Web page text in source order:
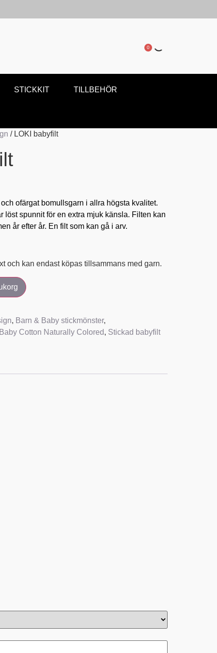
0
STICKKIT TILLBEHÖR
/ LOKI babyfilt
ofärgat bomullsgarn i allra högsta kvalitet.
löst spunnit för en extra mjuk känsla. Filten kan
år efter år. En filt som kan gå i arv.
och kan endast köpas tillsammans med garn.
, Barn & Baby stickmönster,
Cotton Naturally Colored, Stickad babyfilt